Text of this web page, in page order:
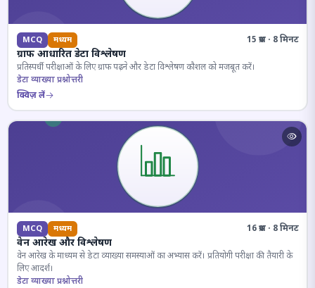
MCQ मध्यम 15 प्रश्न · 8 मिनट
ग्राफ आधारित डेटा विश्लेषण
प्रतिस्पर्धी परीक्षाओं के लिए ग्राफ पढ़ने और डेटा विश्लेषण कौशल को मजबूत करें।
डेटा व्याख्या प्रश्नोत्तरी
क्विज़ लें
MCQ मध्यम 16 प्रश्न · 8 मिनट
वेन आरेख और विश्लेषण
वेन आरेख के माध्यम से डेटा व्याख्या समस्याओं का अभ्यास करें। प्रतियोगी परीक्षा की तैयारी के
लिए आदर्श।
डेटा व्याख्या प्रश्नोत्तरी